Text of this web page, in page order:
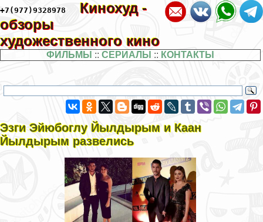
+7(977)9328978
Кинохуд -
обзоры
художественного кино
ФИЛЬМЫ :: СЕРИАЛЫ :: КОНТАКТЫ
Эзги Эйюбоглу Йылдырым и Каан
Йылдырым развелись